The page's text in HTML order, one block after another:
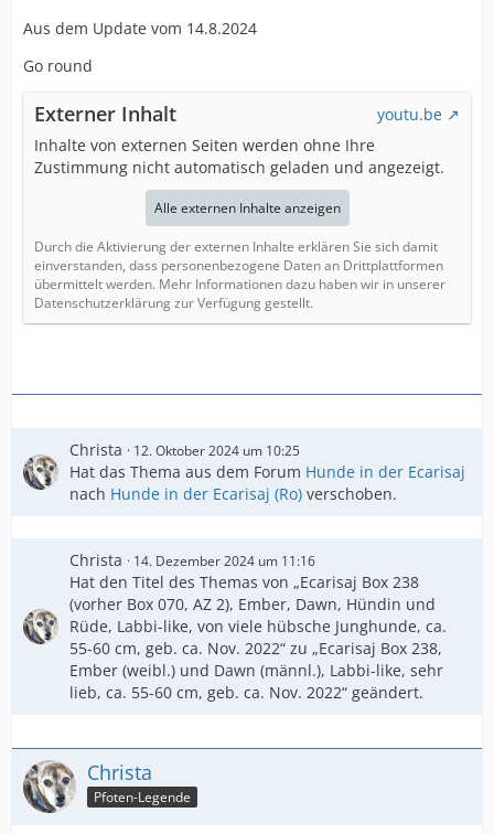
Aus dem Update vom 14.8.2024
Go round
Externer Inhalt
youtu.be
Inhalte von externen Seiten werden ohne Ihre
Zustimmung nicht automatisch geladen und angezeigt.
Alle externen Inhalte anzeigen
Durch die Aktivierung der externen Inhalte erklären Sie sich damit
einverstanden, dass personenbezogene Daten an Drittplattformen
übermittelt werden. Mehr Informationen dazu haben wir in unserer
Datenschutzerklärung zur Verfügung gestellt.
Christa 12. Oktober 2024 um 10:25
Hat das Thema aus dem Forum Hunde in der Ecarisaj
nach Hunde in der Ecarisaj (Ro) verschoben.
Christa 14. Dezember 2024 um 11:16
Hat den Titel des Themas von „Ecarisaj Box 238
(vorher Box 070, AZ 2), Ember, Dawn, Hündin und
Rüde, Labbi-like, von viele hübsche Junghunde, ca.
55-60 cm, geb. ca. Nov. 2022“ zu „Ecarisaj Box 238,
Ember (weibl.) und Dawn (männl.), Labbi-like, sehr
lieb, ca. 55-60 cm, geb. ca. Nov. 2022“ geändert.
Christa
Pfoten-Legende